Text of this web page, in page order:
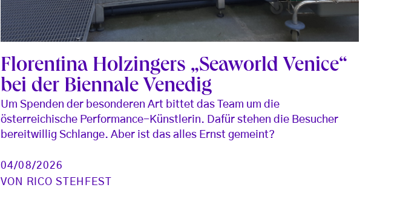
Florentina Holzingers „Seaworld Venice“
bei der Biennale Venedig
Um Spenden der besonderen Art bittet das Team um die
österreichische Performance-Künstlerin. Dafür stehen die Besucher
bereitwillig Schlange. Aber ist das alles Ernst gemeint?
04/08/2026
VON
RICO STEHFEST